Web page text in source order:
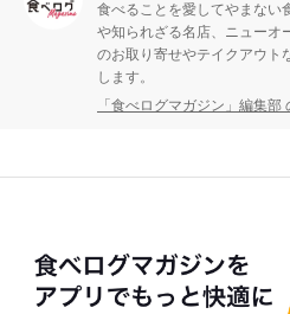
食べることを愛してやまない
や知られざる名店、ニューオ
のお取り寄せやテイクアウト
します。
「食べログマガジン」編集